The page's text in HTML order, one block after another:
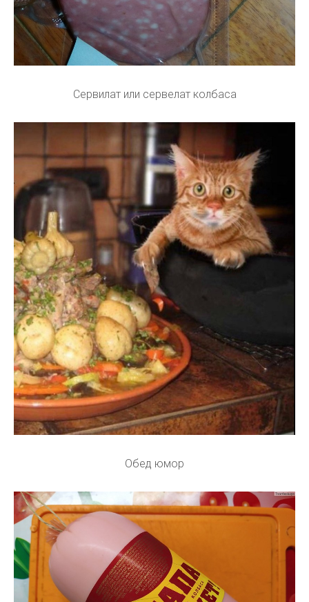
Сервилат или сервелат колбаса
Обед юмор